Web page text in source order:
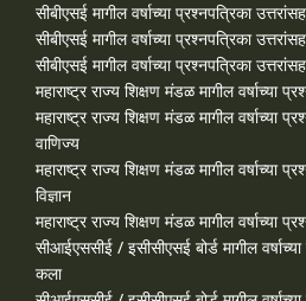
सीबीएसई मागील वर्षाच्या प्रश्‍नपत्रिका
सीबीएसई मागील वर्षाच्या प्रश्‍नपत्रिका
सीबीएसई मागील वर्षाच्या प्रश्‍नपत्रिका
महाराष्ट्र राज्य शिक्षण मंडळ मागील वर्षाच्या
महाराष्ट्र राज्य शिक्षण मंडळ मागील वर्षाच्या
वाणिज्य
महाराष्ट्र राज्य शिक्षण मंडळ मागील वर्षाच्या
विज्ञान
महाराष्ट्र राज्य शिक्षण मंडळ मागील वर्षाच्या
सीआईएससीई / इसीसीएसई बोर्ड मागील
कला